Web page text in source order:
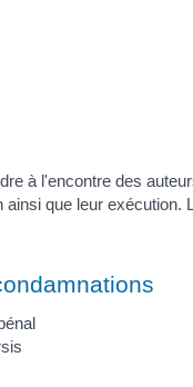
à l'encontre des
que leur exécution.